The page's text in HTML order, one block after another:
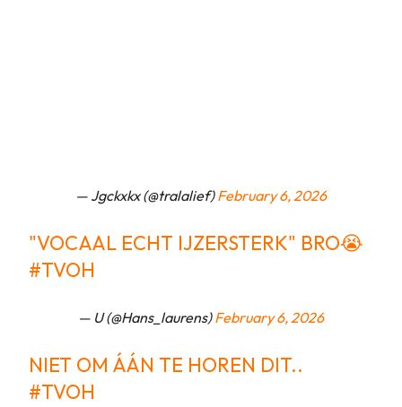
— Jgckxkx (@tralalief)February 6, 2026
"VOCAAL ECHT IJZERSTERK" BRO😭
#TVOH
— U (@Hans_laurens)February 6, 2026
NIET OM ÁÁN TE HOREN DIT..
#TVOH